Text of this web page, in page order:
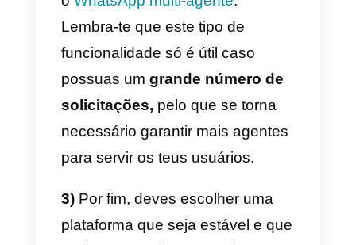
multi-agente?
Primeiro que tudo precisas de
compreender quais são os
do teu budget, já que este tipo de
software é bastante dispendioso
e nem todas as empresas
lidar com despesas tão